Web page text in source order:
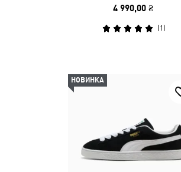
4 990,00 ₴
(1 )
НОВИНКА